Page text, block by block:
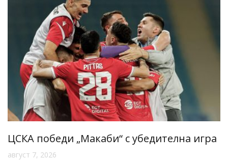
ЦСКА победи „Макаби“ с убедителна игра
август 7, 2026